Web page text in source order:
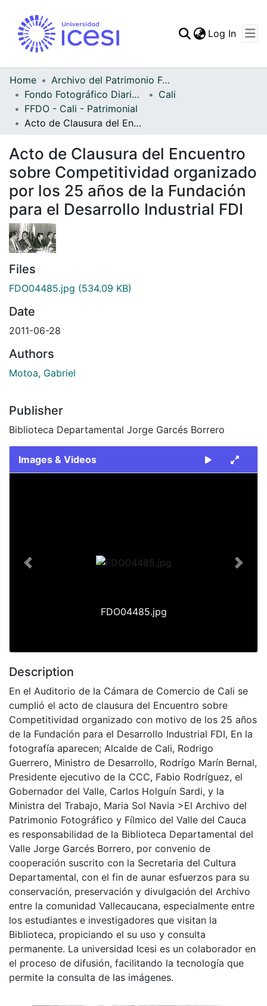
Statistics
Log In
Home
Archivo del Patrimonio Fotográfico y Fílmico del Valle del Cauca
Fondo Fotográfico Diario Occidente
Cali
FFDO - Cali - Patrimonial
Acto de Clausura del Encuentro sobre Competitividad organizado por los 25 años de la Fundación para el Desarrollo Industrial FDI
Acto de Clausura del Encuentro
sobre Competitividad organizado
por los 25 años de la Fundación
para el Desarrollo Industrial FDI
Files
FDO04485.jpg (534.09 KB)
Date
2011-06-28
Authors
Motoa, Gabriel
Publisher
Biblioteca Departamental Jorge Garcés Borrero
Images & Videos
FDO04485.jpg
Previous Next
Description
En el Auditorio de la Cámara de Comercio de Cali se
cumplió el acto de clausura del Encuentro sobre
Competitividad organizado con motivo de los 25 años
de la Fundación para el Desarrollo Industrial FDI, En la
fotografía aparecen; Alcalde de Cali, Rodrigo
Guerrero, Ministro de Desarrollo, Rodrígo Marín Bernal,
Presidente ejecutivo de la CCC, Fabio Rodríguez, el
Gobernador del Valle, Carlos Holguín Sardi, y la
Ministra del Trabajo, Maria Sol Navia >El Archivo del
Patrimonio Fotográfico y Fílmico del Valle del Cauca
es responsabilidad de la Biblioteca Departamental del
Valle Jorge Garcés Borrero, por convenio de
cooperación suscrito con la Secretaria del Cultura
Departamental, con el fin de aunar esfuerzos para su
conservación, preservación y divulgación del Archivo
entre la comunidad Vallecaucana, especialmente entre
los estudiantes e investigadores que visitan la
Biblioteca, propiciando el su uso y consulta
permanente. La universidad Icesi es un colaborador en
el proceso de difusión, facilitando la tecnología que
permite la consulta de las imágenes.